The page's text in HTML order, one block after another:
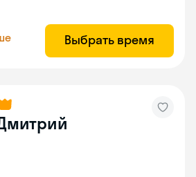
Выбрать время